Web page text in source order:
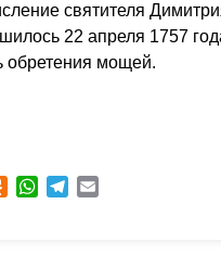
святителя
22 апреля 1757
обретения мощей.
Odnoklassniki
WhatsAppTelegram